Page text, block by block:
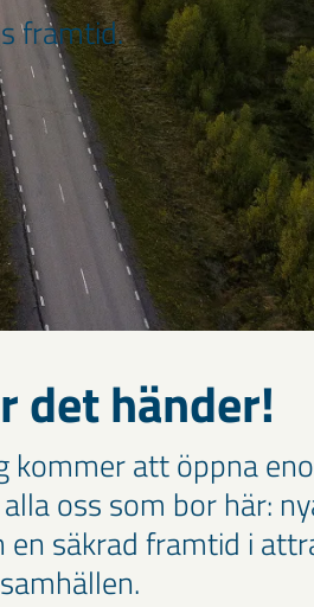
framtid.
det händer!
kommer att öppna
oss som bor här:
en säkrad framtid i